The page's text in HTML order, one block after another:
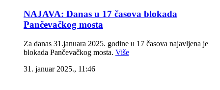
NAJAVA: Danas u 17 časova blokada
Pančevačkog mosta
Za danas 31.januara 2025. godine u 17 časova najavljena je
blokada Pančevačkog mosta. Više
31. januar 2025., 11:46